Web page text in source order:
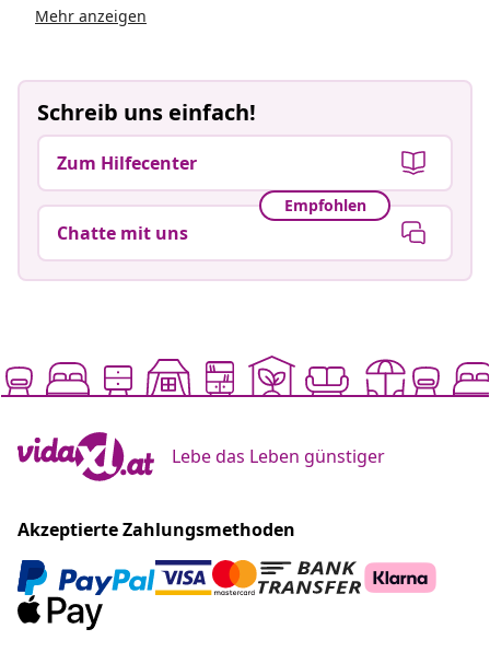
Mehr anzeigen
Schreib uns einfach!
Zum Hilfecenter
Empfohlen
Chatte mit uns
Lebe das Leben günstiger
Akzeptierte Zahlungsmethoden